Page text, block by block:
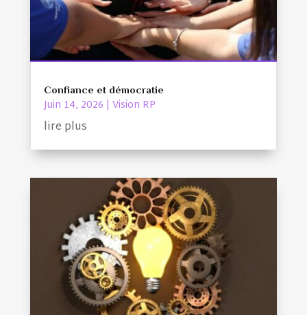
Confiance et démocratie
Juin 14, 2026 | Vision RP
lire plus